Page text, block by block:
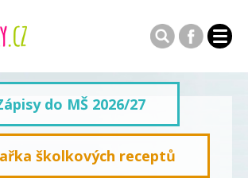
do MŠ 2026/27
školkových receptů